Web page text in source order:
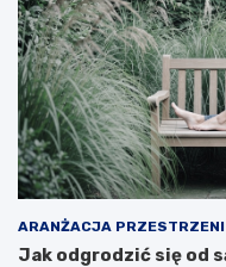
u
j
ą
c
y
c
h
ARANŻACJA PRZESTRZENI
Jak odgrodzić się od